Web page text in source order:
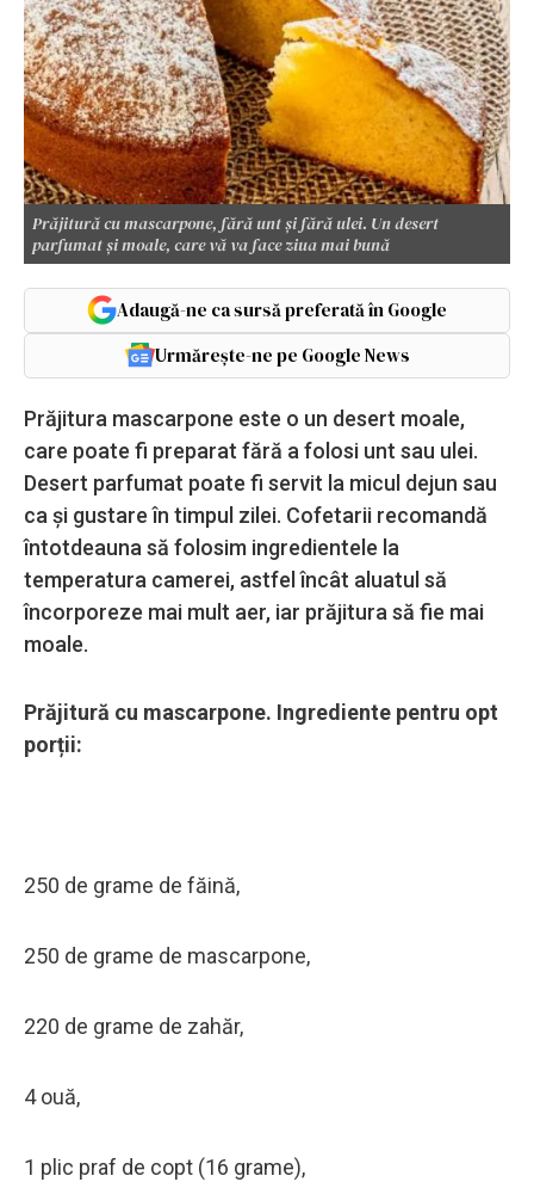
Prăjitură cu mascarpone, fără unt și fără ulei. Un desert
parfumat și moale, care vă va face ziua mai bună
Adaugă-ne ca sursă preferată în Google
Urmărește-ne pe Google News
Prăjitura mascarpone este o un desert moale,
care poate fi preparat fără a folosi unt sau ulei.
Desert parfumat poate fi servit la micul dejun sau
ca și gustare în timpul zilei. Cofetarii recomandă
întotdeauna să folosim ingredientele la
temperatura camerei, astfel încât aluatul să
încorporeze mai mult aer, iar prăjitura să fie mai
moale.
Prăjitură cu mascarpone. Ingrediente pentru opt
porții:
250 de grame de făină,
250 de grame de mascarpone,
220 de grame de zahăr,
4 ouă,
1 plic praf de copt (16 grame),